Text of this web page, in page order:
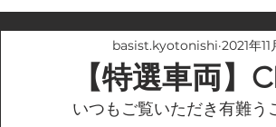
【特選車両】
basist.kyotonishi 2021年11
いつもご覧いただき有難う